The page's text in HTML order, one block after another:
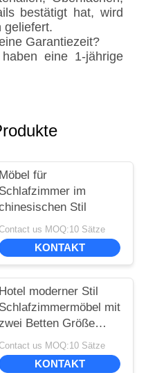
bestätigt hat, wird
geliefert.
Garantiezeit?
eine 1-jährige
Möbel für
Schlafzimmer im
Stil
us MOQ:10 Sätze
KONTAKT
Hotel moderner Stil
Schlafzimmermöbel mit
Betten Größe
1500*2000mm
us MOQ:10 Sätze
KONTAKT